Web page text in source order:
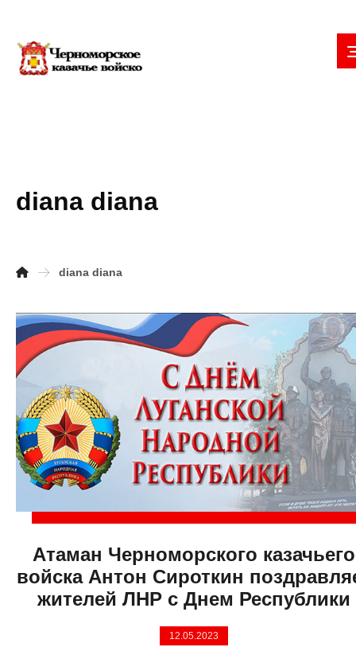
diana diana
diana diana
Атаман Черноморского казачьего
войска Антон Сироткин
жителей ЛНР с Днем Республики
12.05.2023